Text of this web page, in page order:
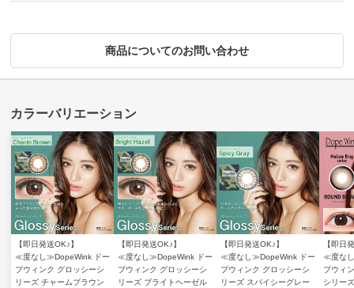
商品についてのお問い合わせ
【即日発送OK♪】
≪度なし≫DopeWink ドー
プウィンク グロッシーシ
リーズ チャームブラウン
【即日発送OK♪】
≪度なし≫DopeWink ドー
プウィンク グロッシーシ
リーズ ブライトヘーゼル
【即日発送OK♪】
≪度なし≫DopeWink ドー
プウィンク グロッシーシ
リーズ スパイシーグレー
【即日
≪度な
プウィ
シリー